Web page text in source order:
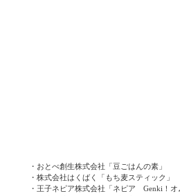
・おとべ創生株式会社「豆ごはんの素」
・株式会社はくばく「もち麦スティック」
・王子ネピア株式会社「ネピア　Genki！オ